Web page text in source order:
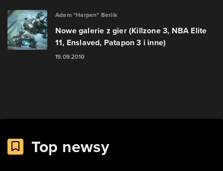
Adam "Harpen" Berlik
Nowe galerie z gier (Killzone 3, NBA Elite
11, Enslaved, Patapon 3 i inne)
19.09.2010
Top newsy